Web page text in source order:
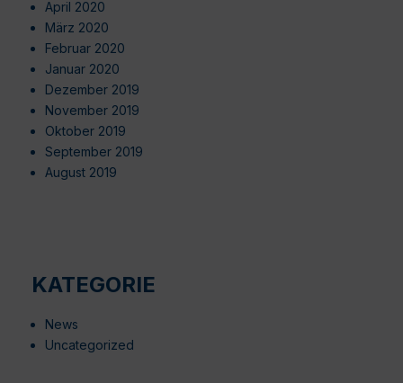
April 2020
März 2020
Februar 2020
Januar 2020
Dezember 2019
November 2019
Oktober 2019
September 2019
August 2019
KATEGORIE
News
Uncategorized